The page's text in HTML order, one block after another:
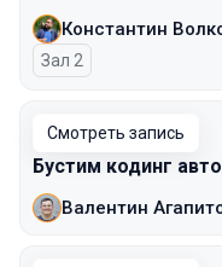
Константин
Зал 2
Смотреть запись
Бустим кодинг
Валентин